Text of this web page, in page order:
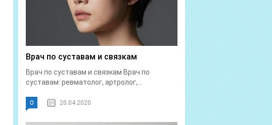
Врач по суставам и связкам
Врач по суставам и связкам Врач по
суставам: ревматолог, артролог,...
0 20.04.2020